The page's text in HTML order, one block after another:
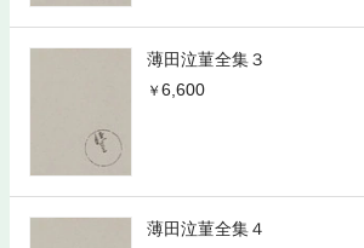
薄田泣菫全集３
6,600
薄田泣菫全集４